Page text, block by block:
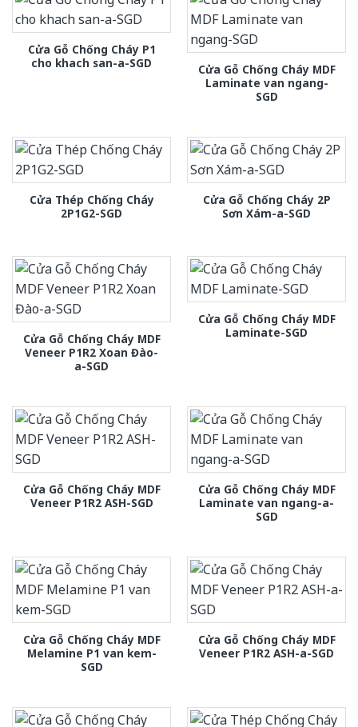
Cửa Gỗ Chống Cháy P1
cho khach san-a-SGD
Cửa Gỗ Chống Cháy MDF
Laminate van ngang-
SGD
Cửa Thép Chống Cháy
2P1G2-SGD
Cửa Gỗ Chống Cháy 2P
Sơn Xám-a-SGD
Cửa Gỗ Chống Cháy MDF
Veneer P1R2 Xoan Đào-
a-SGD
Cửa Gỗ Chống Cháy MDF
Laminate-SGD
Cửa Gỗ Chống Cháy MDF
Veneer P1R2 ASH-SGD
Cửa Gỗ Chống Cháy MDF
Laminate van ngang-a-
SGD
Cửa Gỗ Chống Cháy MDF
Melamine P1 van kem-
SGD
Cửa Gỗ Chống Cháy MDF
Veneer P1R2 ASH-a-SGD